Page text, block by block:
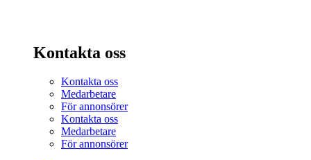
Kontakta oss
Kontakta oss
Medarbetare
För annonsörer
Kontakta oss
Medarbetare
För annonsörer